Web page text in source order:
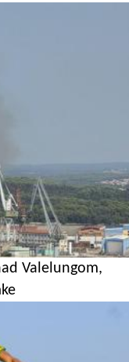
Valelungom,